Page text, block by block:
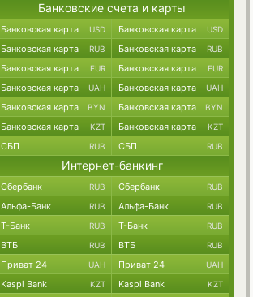
Банковские счета и карты
Банковская карта USD Банковская карта USD
Банковская карта RUB Банковская карта RUB
Банковская карта EUR Банковская карта EUR
Банковская карта UAH Банковская карта UAH
Банковская карта BYN Банковская карта BYN
Банковская карта KZT Банковская карта KZT
СБП RUB СБП RUB
Интернет-банкинг
Сбербанк RUB Сбербанк RUB
Альфа-Банк RUB Альфа-Банк RUB
Т-Банк RUB Т-Банк RUB
ВТБ RUB ВТБ RUB
Приват 24 UAH Приват 24 UAH
Kaspi Bank KZT Kaspi Bank KZT